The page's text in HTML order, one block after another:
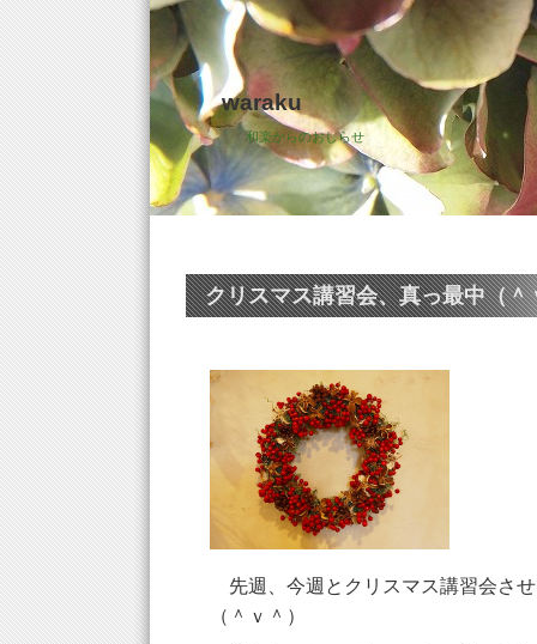
waraku
和楽からのおしらせ
クリスマス講習会、真っ最中（＾
先週、今週とクリスマス講習会さ
（＾ｖ＾）